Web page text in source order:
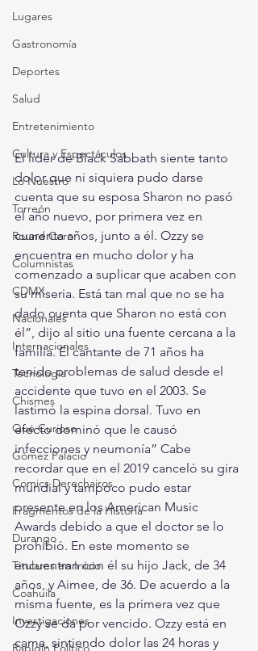
Lugares
Gastronomía
Deportes
Salud
Entretenimiento
Cultura y Espectáculos
Lo Nuestro
Torreón
Round Cero
Columnistas
CDMX
Nacionales
Internacionales
Tecnología
Chismes
Qué Curioso
Gómez Palacio
Comics Derechairos
Fragmentos de la Historia
Durango
Titulares en Inicio
Coahuila
Investigaciones
Rapidín Político
El líder de Black Sabbath siente tanto
dolor que ni siquiera pudo darse
cuenta que su esposa Sharon no pasó
el año nuevo, por primera vez en
cuarenta años, junto a él. Ozzy se
encuentra en mucho dolor y ha
comenzado a suplicar que acaben con
su miseria. Está tan mal que no se ha
dado cuenta que Sharon no está con
él”, dijo al sitio una fuente cercana a la
familia. El cantante de 71 años ha
tenido problemas de salud desde el
accidente que tuvo en el 2003. Se
lastimó la espina dorsal. Tuvo en
efecto dominó que le causó
infecciones y neumonía” Cabe
recordar que en el 2019 canceló su gira
mundial y tampoco pudo estar
presente en los American Music
Awards debido a que el doctor se lo
prohibió. En este momento se
encuentran con él su hijo Jack, de 34
años, y Aimee, de 36. De acuerdo a la
misma fuente, es la primera vez que
Ozzy se da por vencido. Ozzy está en
cama, sintiendo dolor las 24 horas y